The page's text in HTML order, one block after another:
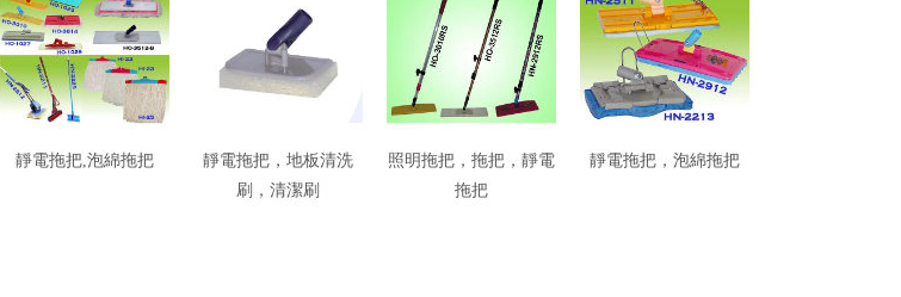
靜電拖把,泡綿拖把
靜電拖把，地板清洗
刷，清潔刷
照明拖把，拖把，靜電
拖把
靜電拖把，泡綿拖把